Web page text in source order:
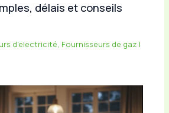
délais et conseils
d'electricité, Fournisseurs de gaz |